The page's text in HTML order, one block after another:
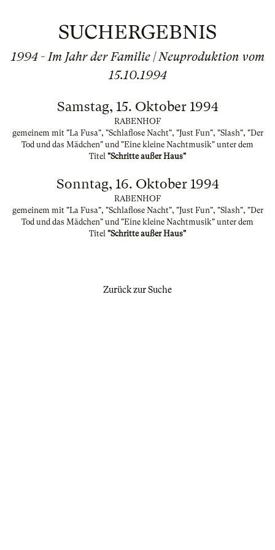
SUCHERGEBNIS
1994 - Im Jahr der Familie | Neuproduktion vom
15.10.1994
Samstag, 15. Oktober 1994
RABENHOF
gemeinem mit "La Fusa", "Schlaflose Nacht", "Just Fun", "Slash", "Der
Tod und das Mädchen" und "Eine kleine Nachtmusik" unter dem
Titel "Schritte außer Haus"
Sonntag, 16. Oktober 1994
RABENHOF
gemeinem mit "La Fusa", "Schlaflose Nacht", "Just Fun", "Slash", "Der
Tod und das Mädchen" und "Eine kleine Nachtmusik" unter dem
Titel "Schritte außer Haus"
Zurück zur Suche